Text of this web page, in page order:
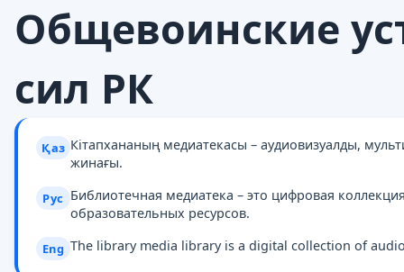
Общевоинские
сил РК
Қаз Кітапхананың медиатекасы – аудиовизуалды,
жинағы.
Рус Библиотечная медиатека – это цифровая
образовательных ресурсов.
Eng The library media library is a digital collection of